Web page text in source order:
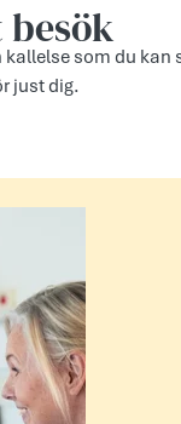
som du
just dig.